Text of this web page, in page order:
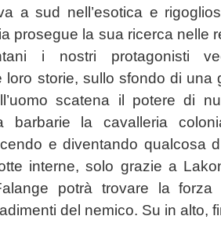
a sud nell’esotica e
prosegue la sua ricerca nelle
i nostri protagonisti
loro storie, sullo sfondo di una
scatena il potere di
barbarie la cavalleria
e diventando qualcosa
interne, solo grazie a
potrà trovare la
del nemico. Su in alto,